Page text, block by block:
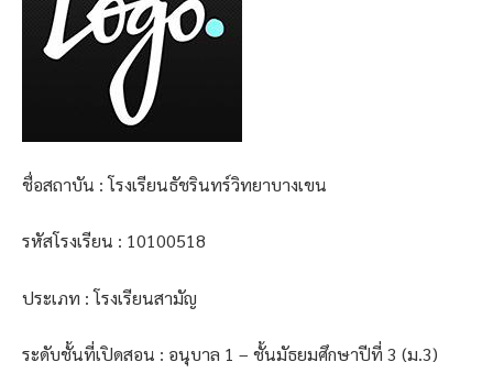
ชื่อสถาบัน : โรงเรียนธัชรินทร์วิทยาบางเขน
รหัสโรงเรียน : 10100518
ประเภท : โรงเรียนสามัญ
ระดับชั้นที่เปิดสอน : อนุบาล 1 – ชั้นมัธยมศึกษาปีที่ 3 (ม.3)